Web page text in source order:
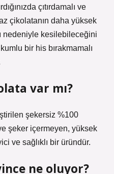
çıtırdamalı ve
çikolatanın daha yüksek
nedeniyle kesilebileceğini
bir his bırakmamalı
var mı?
şekersiz %100
şeker içermeyen, yüksek
ve sağlıklı bir üründür.
ne oluyor?